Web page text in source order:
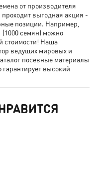
от производителя
проходит выгодная акция -
позиции. Например,
(1000 семян) можно
Наша
ведущих мировых и
посевные материалы
высокий